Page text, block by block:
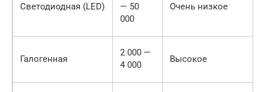
Светодиодная (LED)
— 50
000
Очень низкое
Галогенная
2 000 —
4 000
Высокое